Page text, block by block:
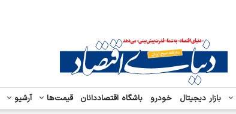
بازار دیجیتال خودرو باشگاه اقتصاددانان قیمت‌ها آرشیو